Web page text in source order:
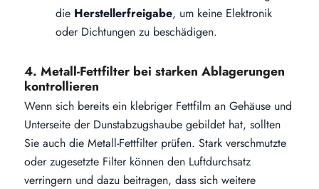
die Herstellerfreigabe, um keine Elektronik
oder Dichtungen zu beschädigen.
4. Metall-Fettfilter bei starken Ablagerungen
kontrollieren
Wenn sich bereits ein klebriger Fettfilm an Gehäuse und
Unterseite der Dunstabzugshaube gebildet hat, sollten
Sie auch die Metall-Fettfilter prüfen. Stark verschmutzte
oder zugesetzte Filter können den Luftdurchsatz
verringern und dazu beitragen, dass sich weitere